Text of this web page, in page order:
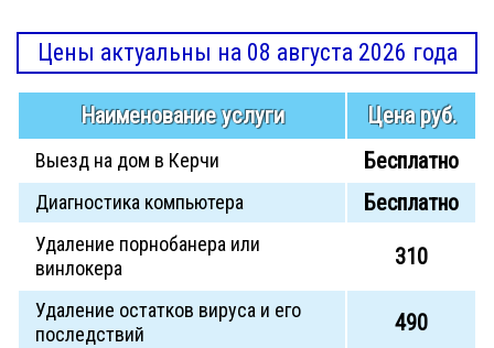
Цены актуальны на 08 августа 2026 года
Наименование услуги Цена руб.
Выезд на дом в Керчи Бесплатно
Диагностика компьютера Бесплатно
Удаление порнобанера или
винлокера
310
Удаление остатков вируса и его
последствий
490